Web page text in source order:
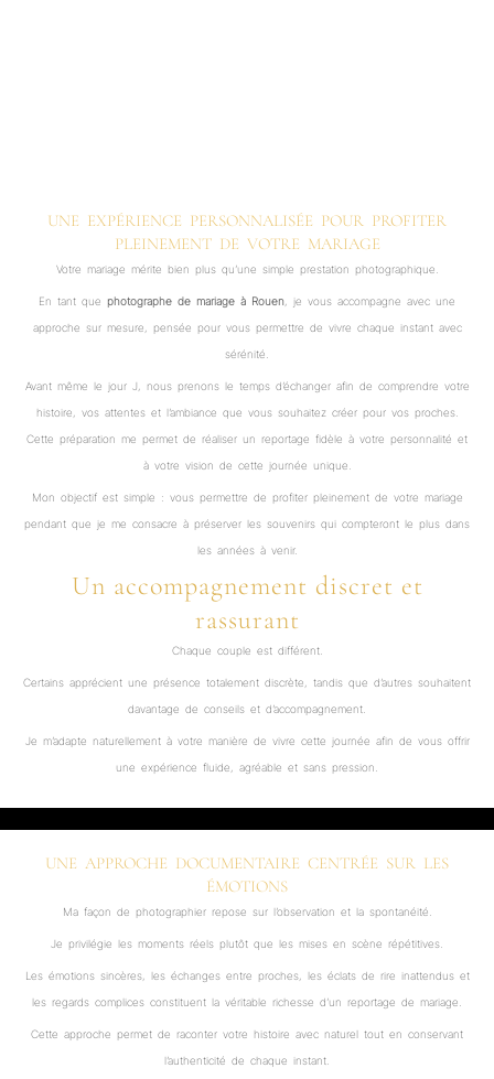
UNE EXPÉRIENCE PERSONNALISÉE POUR PROFITER
PLEINEMENT DE VOTRE MARIAGE
Votre mariage mérite bien plus qu’une simple prestation photographique.
En tant que photographe de mariage à Rouen , je vous accompagne avec une
approche sur mesure, pensée pour vous permettre de vivre chaque instant avec
sérénité.
Avant même le jour J, nous prenons le temps d’échanger afin de comprendre votre
histoire, vos attentes et l’ambiance que vous souhaitez créer pour vos proches.
Cette préparation me permet de réaliser un reportage fidèle à votre personnalité et
à votre vision de cette journée unique.
Mon objectif est simple : vous permettre de profiter pleinement de votre mariage
pendant que je me consacre à préserver les souvenirs qui compteront le plus dans
les années à venir.
Un accompagnement discret et
rassurant
Chaque couple est différent.
Certains apprécient une présence totalement discrète, tandis que d’autres souhaitent
davantage de conseils et d’accompagnement.
Je m’adapte naturellement à votre manière de vivre cette journée afin de vous offrir
une expérience fluide, agréable et sans pression.
UNE APPROCHE DOCUMENTAIRE CENTRÉE SUR LES
ÉMOTIONS
Ma façon de photographier repose sur l’observation et la spontanéité.
Je privilégie les moments réels plutôt que les mises en scène répétitives.
Les émotions sincères, les échanges entre proches, les éclats de rire inattendus et
les regards complices constituent la véritable richesse d’un reportage de mariage.
Cette approche permet de raconter votre histoire avec naturel tout en conservant
l’authenticité de chaque instant.